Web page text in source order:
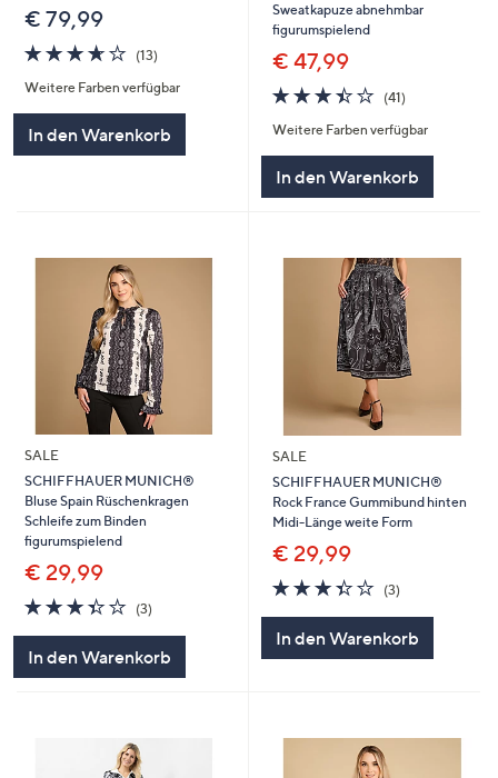
€ 79,99
3.6
von
5
(13)13
Weitere Farben verfügbar
In den Warenkorb
Sweatkapuze abnehmbar
figurumspielend
€ 47,99
3.4
von
5
(41)41
Weitere Farben verfügbar
In den Warenkorb
SALE
SCHIFFHAUER MUNICH®
Bluse Spain Rüschenkragen
Schleife zum Binden
figurumspielend
€ 29,99
3.3
von
(3)3
In den Warenkorb
SALE
SCHIFFHAUER MUNICH®
Rock France Gummibund hinten
Midi-Länge weite Form
€ 29,99
3.3
von
(3)3
In den Warenkorb